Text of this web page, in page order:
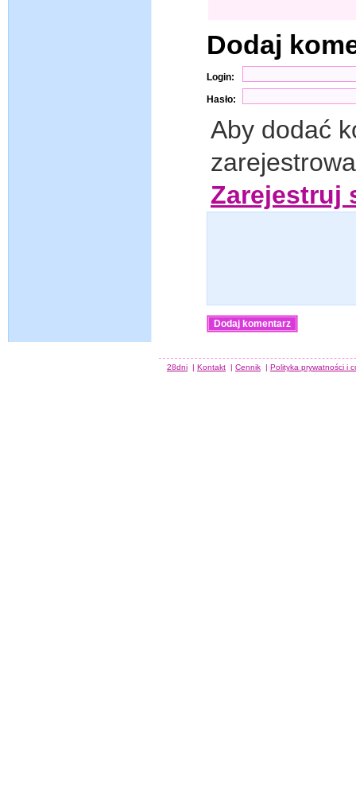
Dodaj
Login:
Hasło:
Aby dodać
Zarejestruj
28dni | Kontakt | Cennik | Polityka prywatności i